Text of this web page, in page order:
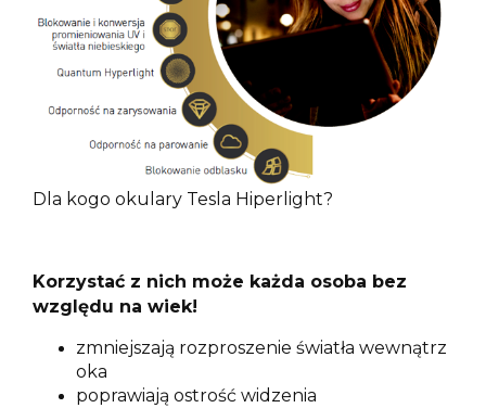
Dla kogo okulary Tesla Hiperlight?
Korzystać z nich może każda osoba bez
względu na wiek!
zmniejszają rozproszenie światła wewnątrz
oka
poprawiają ostrość widzenia